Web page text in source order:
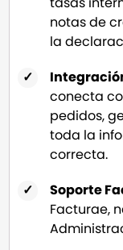
notas de
la
conecta
pedidos,
toda la
correcta.
Soporte
Facturae,